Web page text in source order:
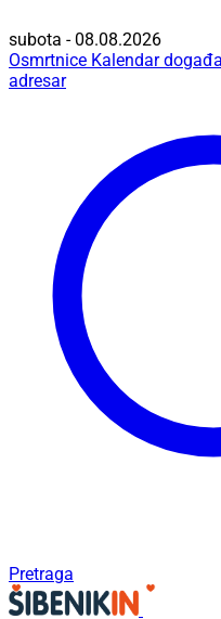
subota - 08.08.2026
Osmrtnice Kalendar
adresar
Pretraga